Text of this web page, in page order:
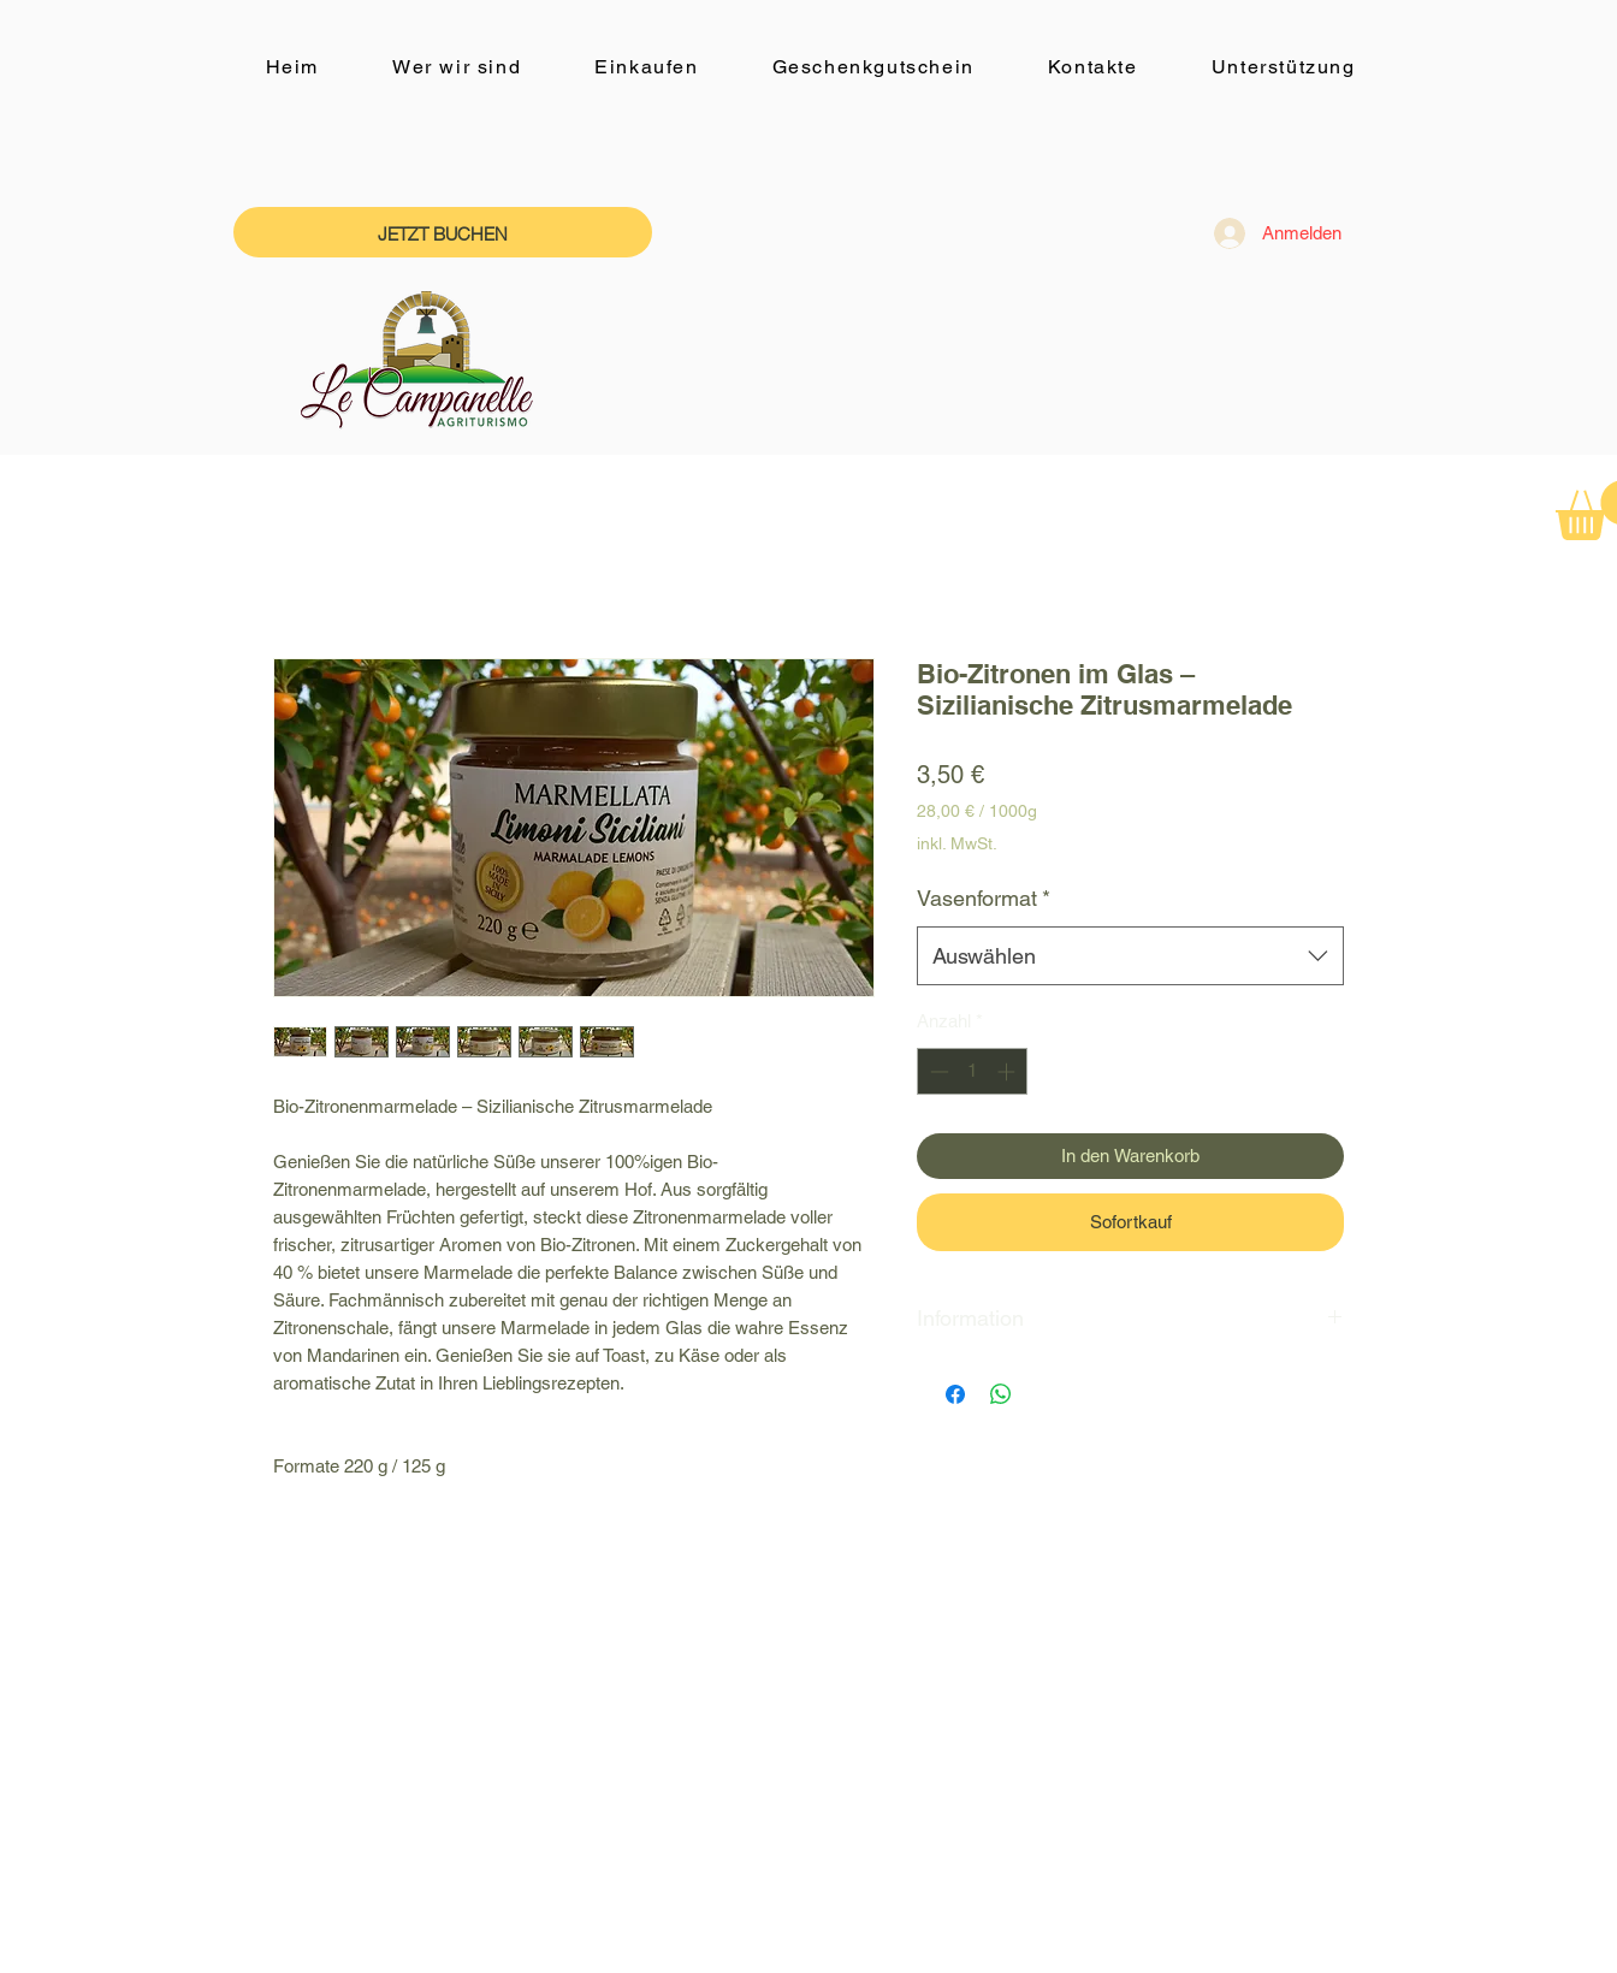
Heim Wer wir sind Einkaufen Geschenkgutschein Kontakte Unterstützung
JETZT BUCHEN Anmelden
Bio-Zitronenmarmelade – Sizilianische Zitrusmarmelade
Genießen Sie die natürliche Süße unserer 100%igen Bio-
Zitronenmarmelade, hergestellt auf unserem Hof. Aus sorgfältig
ausgewählten Früchten gefertigt, steckt diese Zitronenmarmelade voller
frischer, zitrusartiger Aromen von Bio-Zitronen. Mit einem Zuckergehalt von
40 % bietet unsere Marmelade die perfekte Balance zwischen Süße und
Säure. Fachmännisch zubereitet mit genau der richtigen Menge an
Zitronenschale, fängt unsere Marmelade in jedem Glas die wahre Essenz
von Mandarinen ein. Genießen Sie sie auf Toast, zu Käse oder als
aromatische Zutat in Ihren Lieblingsrezepten.
Formate 220 g / 125 g
Bio-Zitronen im Glas –
Sizilianische Zitrusmarmelade
3,50 €Preis
28,00 € / 1000g
28,00 €
Gramm
inkl. MwSt.
Vasenformat *
Auswählen
In den Warenkorb
Sofortkauf
sind auf dem Etikett angegeben.